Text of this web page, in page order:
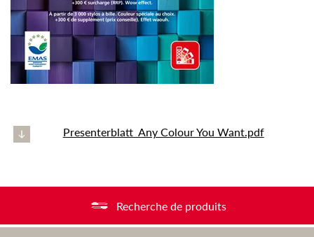
Presenterblatt_Any Colour You Want.pdf
Recherche de produits